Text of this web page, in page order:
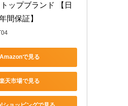
ップブランド 【日
間保証】
Amazonで見る
天市場で見る